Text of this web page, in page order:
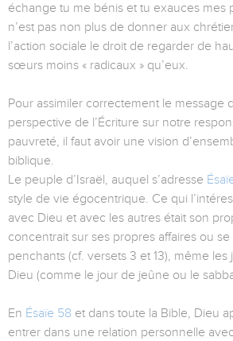
échange tu me bénis et tu exauces mes
n’est pas non plus de donner aux
l’action sociale le droit de regarder de
sœurs moins « radicaux » qu’eux.
Pour assimiler correctement le message
perspective de l’Écriture sur notre
pauvreté, il faut avoir une vision
biblique.
Le peuple d’Israël, auquel s’adresse
style de vie égocentrique. Ce qui
avec Dieu et avec les autres était son
concentrait sur ses propres affaires ou se
penchants (cf. versets 3 et 13), même les
Dieu (comme le jour de jeûne ou le
En Ésaïe 58 et dans toute la Bible, Dieu
entrer dans une relation personnelle